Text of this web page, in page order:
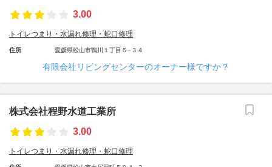
3.00
トイレつまり・水漏れ修理・蛇口修理
住所 愛媛県松山市鴨川１丁目５−３４
有限会社リビングセンターのオーナー様ですか？
株式会社程野水道工業所
3.00
トイレつまり・水漏れ修理・蛇口修理